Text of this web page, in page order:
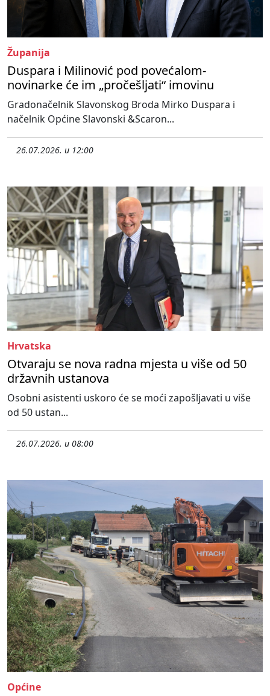
Županija
Duspara i Milinović pod povećalom-
novinarke će im „pročešljati“ imovinu
Gradonačelnik Slavonskog Broda Mirko Duspara i
načelnik Općine Slavonski &Scaron...
26.07.2026. u 12:00
Hrvatska
Otvaraju se nova radna mjesta u više od 50
državnih ustanova
Osobni asistenti uskoro će se moći zapošljavati u više
od 50 ustan...
26.07.2026. u 08:00
Općine